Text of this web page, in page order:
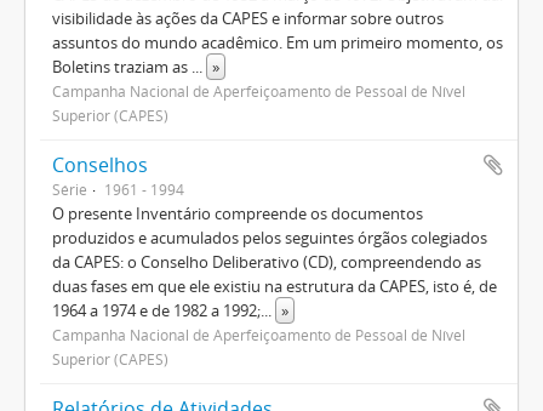
visibilidade às ações da CAPES e informar sobre outros
assuntos do mundo acadêmico. Em um primeiro momento, os
Boletins traziam as ... »
Campanha Nacional de Aperfeiçoamento de Pessoal de Nível
Superior (CAPES)
Conselhos
Série 1961 - 1994
O presente Inventário compreende os documentos
produzidos e acumulados pelos seguintes órgãos colegiados
da CAPES: o Conselho Deliberativo (CD), compreendendo as
duas fases em que ele existiu na estrutura da CAPES, isto é, de
1964 a 1974 e de 1982 a 1992;... »
Campanha Nacional de Aperfeiçoamento de Pessoal de Nível
Superior (CAPES)